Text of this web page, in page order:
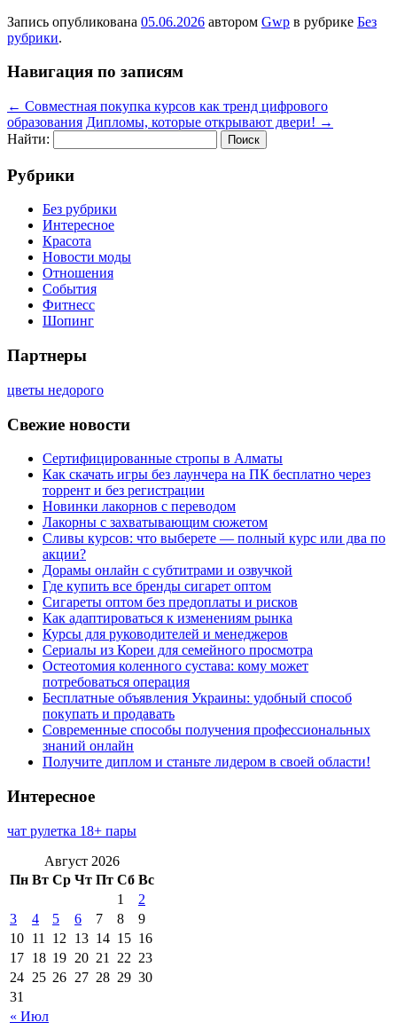
Запись опубликована 05.06.2026 автором Gwp в рубрике Без
рубрики.
Навигация по записям
← Совместная покупка курсов как тренд цифрового
образования Дипломы, которые открывают двери! →
Найти:
Рубрики
Без рубрики
Интересное
Красота
Новости моды
Отношения
События
Фитнесс
Шопинг
Партнеры
цветы недорого
Свежие новости
Сертифицированные стропы в Алматы
Как скачать игры без лаунчера на ПК бесплатно через
торрент и без регистрации
Новинки лакорнов с переводом
Лакорны с захватывающим сюжетом
Сливы курсов: что выберете — полный курс или два по
акции?
Дорамы онлайн с субтитрами и озвучкой
Где купить все бренды сигарет оптом
Сигареты оптом без предоплаты и рисков
Как адаптироваться к изменениям рынка
Курсы для руководителей и менеджеров
Сериалы из Кореи для семейного просмотра
Остеотомия коленного сустава: кому может
потребоваться операция
Бесплатные объявления Украины: удобный способ
покупать и продавать
Современные способы получения профессиональных
знаний онлайн
Получите диплом и станьте лидером в своей области!
Интересное
чат рулетка 18+ пары
Август 2026
Пн Вт Ср Чт Пт Сб Вс
« Июл
1
2
3
4 5 6 7 8
9
10 11 12 13 14 15 16
17 18 19 20 21 22 23
24 25 26 27 28 29 30
31